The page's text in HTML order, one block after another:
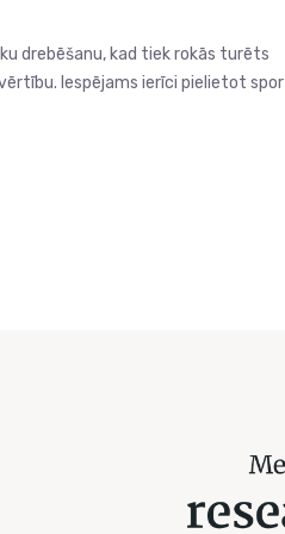
drebēšanu, kad tiek rokās turēts
Iespējams ierīci pielietot